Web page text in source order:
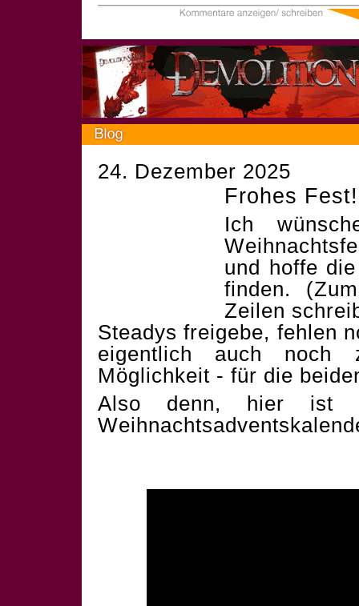
24. Dezember 2025
Frohes Fest!
Ich
und hoffe
finden.
Zeilen
Steadys freigebe, fehlen
eigentlich auch noch
Möglichkeit - für die
Also denn, hier ist